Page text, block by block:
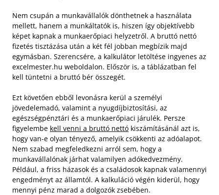
Nem csupán a munkavállalók dönthetnek a használata
mellett, hanem a munkáltatók is, hiszen így objektívebb
képet kapnak a munkaerőpiaci helyzetről. A bruttó nettó
fizetés tisztázása után a két fél jobban megbízik majd
egymásban. Szerencsére, a kalkulátor letöltése ingyenes az
excelmester.hu weboldalon. Először is, a táblázatban fel
kell tüntetni a bruttó bér összegét.
Ezt követően ebből levonásra kerül a személyi
jövedelemadó, valamint a nyugdíjbiztosítási, az
egészségpénztári és a munkaerőpiaci járulék. Persze
figyelembe kell venni a bruttó nettó kiszámításánál azt is,
hogy van-e olyan tényező, amelyik csökkenti az adóalapot.
Nem szabad megfeledkezni arról sem, hogy a
munkavállalónak járhat valamilyen adókedvezmény.
Például, a friss házasok és a családosok kapnak valamennyi
engedményt az államtól. A kalkuláció végén kiderül, hogy
mennyi pénz marad a dolgozók zsebében.